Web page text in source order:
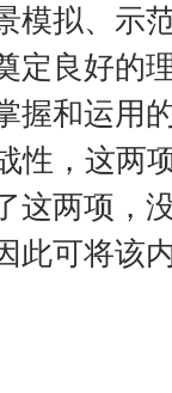
模拟、示
定良好的
握和运用
性，这两
这两项，
此可将该